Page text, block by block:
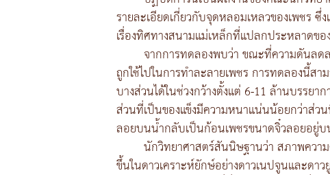
รายละเอียดเกี่ยวกับจุดหลอมเหลวของเพชร
เรื่องทิศทางสนามแม่เหล็กที่แปลกประหลาดข
จากการทดลองพบว่า ขณะที่ความดันล
ถูกใช้ไปในการทำละลายเพชร การทดลองนี้
บางส่วนได้ในช่วงกว้างตั้งแต่ 6-11 ล้านบรรย
ส่วนที่เป็นของแข็งมีความหนาแน่นน้อยกว่าส่ว
ลอยบนน้ำกลับเป็นก้อนเพชรขนาดจิ๋วลอยอยู่
นักวิทยาศาสตร์สันนิษฐานว่า สภาพควา
ขึ้นในดาวเคราะห์ยักษ์อย่างดาวเนปจูนและดาว